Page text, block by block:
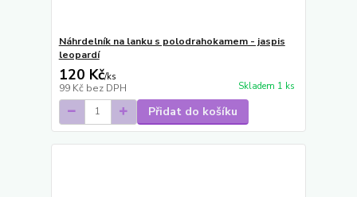
Náhrdelník na lanku s polodrahokamem - jaspis
leopardí
120 Kč/ks
99 Kč bez DPH Skladem 1 ks
Přidat do košíku